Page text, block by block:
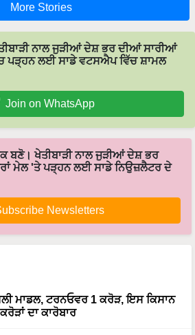
More Stories
ਨਾਲ ਜੁੜੀਆਂ ਦੇਸ਼ ਭਰ ਦੀਆਂ ਸਾਰੀਆਂ
ਪੜ੍ਹਨ ਲਈ ਸਾਡੇ ਵਟਸਐਪ ਵਿੱਚ ਸ਼ਾਮਲ
Join on WhatsApp
ਬਣੋ। ਖੇਤੀਬਾੜੀ ਨਾਲ ਜੁੜੀਆਂ ਦੇਸ਼ ਭਰ
ਮੇਲ 'ਤੇ ਪੜ੍ਹਨ ਲਈ ਸਾਡੇ ਨਿਉਜ਼ਲੈਟਰ ਦੇ
Newsletters
ਮਾਡਲ, ਟਰਨਓਵਰ 1 ਕਰੋੜ, ਇਸ ਕਿਸਾਨ
ਦਾ ਕਾਰੋਬਾਰ